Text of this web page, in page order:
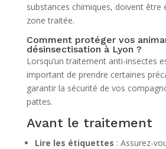
substances chimiques, doivent être
zone traitée.
Comment protéger vos
désinsectisation à Lyon ?
Lorsqu’un traitement anti-insectes
important de prendre certaines
garantir la sécurité de vos
pattes.
Avant le traitement
Lire les étiquettes : Assurez-